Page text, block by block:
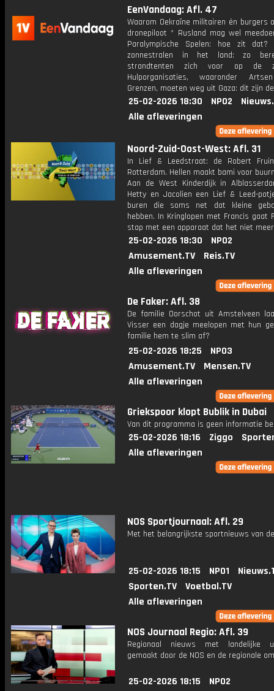
EenVandaag: Afl. 47
Waarom Oekraïne militairen én burgers
dronepiloot * Rusland mag wel
Paralympische Spelen: hoe zit
zonnestralen in het land: zo
strandtenten zich voor op de
Hulporganisaties, waaronder
Grenzen, moeten weg uit Gaza: dit zijn
25-02-2026 18:30 NPO2
Alle afleveringen
Noord-Zuid-Oost-West: Afl. 31
In Lief & Leedstraat: de Robert
Rotterdam. Hellen maakt bami voor
Aan de West Kinderdijk in
Hetty en Jacolien een Lief & Leed-
buren die soms net dat kleine
hebben. In Kringlopen met Francis gaat
stap met een apparaat dat het niet
25-02-2026 18:30
NPO2
Amusement.TV
Reis.TV
Alle afleveringen
De Faker: Afl. 38
De familie Oorschot uit Amstelveen
Visser een dagje meelopen met hun
familie hem te slim af?
25-02-2026 18:25
NPO3
Amusement.TV
Mensen.TV
Alle afleveringen
Griekspoor klopt Bublik in Dubai
Van dit programma is geen informatie
25-02-2026 18:16 Ziggo
Alle afleveringen
NOS Sportjournaal: Afl. 29
Met het belangrijkste sportnieuws van
25-02-2026 18:15 NPO1
Sporten.TV
Voetbal.TV
Alle afleveringen
NOS Journaal Regio: Afl. 39
Regionaal nieuws met landelijke
gemaakt door de NOS en de regionale
25-02-2026 18:15
NPO2